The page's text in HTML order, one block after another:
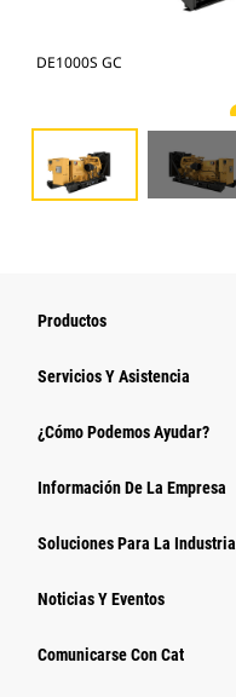
DE1000S GC
Productos
Servicios Y Asistencia
¿Cómo Podemos Ayudar?
Información De La Empresa
Soluciones Para La Industria
Noticias Y Eventos
Comunicarse Con Cat